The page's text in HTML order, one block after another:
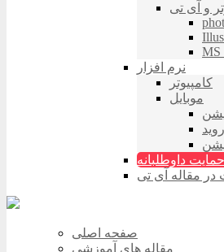
و آی تی
MS
نرم افزار
کامپیوتر
موبایل
حمایت داوطلبانه
در مقاله آی تی
صفحه اصلی
مقاله های آموزشی